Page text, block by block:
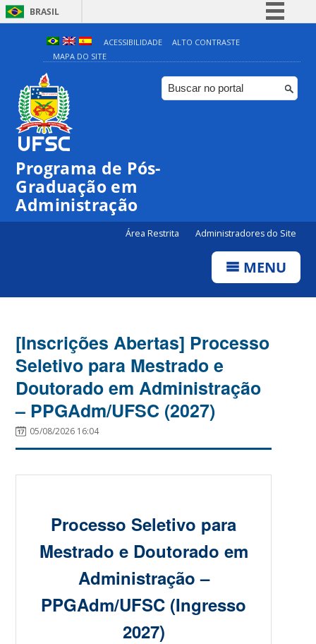
BRASIL
Simplifique!
Comunica BR
Participe
ACESSIBILIDADE
ALTO CONTRASTE
MAPA DO SITE
Programa de Pós-
Graduação em
Administração
Área Restrita Administradores do Site
MENU
[Inscrições Abertas] Processo
Seletivo para Mestrado e
Doutorado em Administração
– PPGAdm/UFSC (2027)
05/08/2026 16:04
Processo Seletivo para
Mestrado e Doutorado em
Administração –
PPGAdm/UFSC (Ingresso
2027)